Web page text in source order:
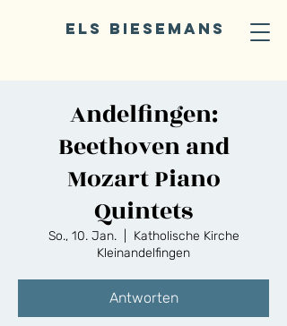
ELS BIESEMANS
Andelfingen:
Beethoven and
Mozart Piano
Quintets
So., 10. Jan.
  |
Katholische Kirche
Kleinandelfingen
Antworten